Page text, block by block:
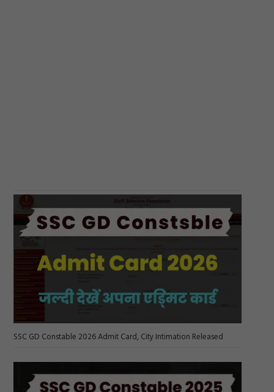
SSC GD Constable 2026 Admit Card, City Intimation Released